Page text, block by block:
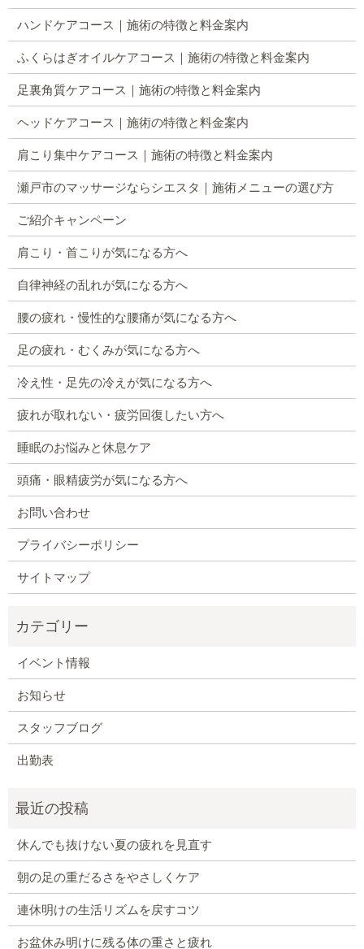
ハンドケアコース｜施術の特徴と料金案内
ふくらはぎオイルケアコース｜施術の特徴と料金案内
足裏角質ケアコース｜施術の特徴と料金案内
ヘッドケアコース｜施術の特徴と料金案内
肩こり集中ケアコース｜施術の特徴と料金案内
瀬戸市のマッサージならシエスタ｜施術メニューの選び方
ご紹介キャンペーン
肩こり・首こりが気になる方へ
自律神経の乱れが気になる方へ
腰の疲れ・慢性的な腰痛が気になる方へ
足の疲れ・むくみが気になる方へ
冷え性・足先の冷えが気になる方へ
疲れが取れない・疲労回復したい方へ
睡眠のお悩みと休息ケア
頭痛・眼精疲労が気になる方へ
お問い合わせ
プライバシーポリシー
サイトマップ
イベント情報
お知らせ
スタッフブログ
出勤表
休んでも抜けない夏の疲れを見直す
朝の足の重だるさをやさしくケア
連休明けの生活リズムを戻すコツ
お盆休み明けに残る体の重さと疲れ